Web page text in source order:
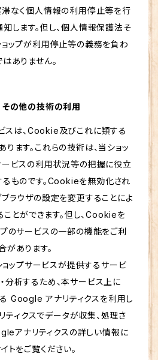
滞なく個人情報の利用停止等を行
します。但し、個人情報保護法そ
ョップが利用停止等の義務を負わ
ありません。
その他の技術の利用
ビスは、Cookie及びこれに類する
ます。これらの技術は、当ショッ
ービスの利用状況等の把握に役立
るものです。Cookieを無効化され
ラウザの設定を変更することによ
とができます。但し、Cookieを
プのサービスの一部の機能をご利
があります。
ョップサービスが提供するサービ
分析するため、本サービス上に
Google アナリティクスを利用し
ティクスでデータが収集、処理さ
アナリティクスの詳しい情報に
トをご覧ください。